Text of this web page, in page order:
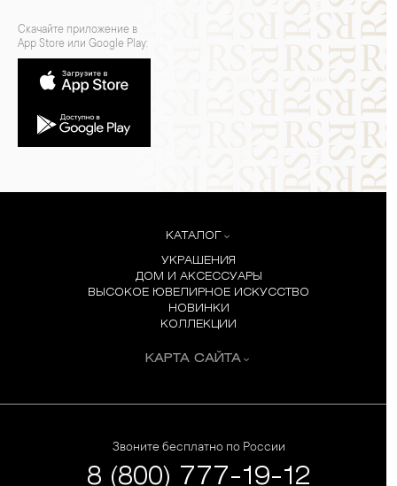
Скачайте приложение в
App Store или Google Play:
КАТАЛОГ
УКРАШЕНИЯ
ДОМ И АКСЕССУАРЫ
ВЫСОКОЕ ЮВЕЛИРНОЕ ИСКУССТВО
НОВИНКИ
КОЛЛЕКЦИИ
КАРТА САЙТА
Звоните бесплатно по России
8 (800) 777-19-12